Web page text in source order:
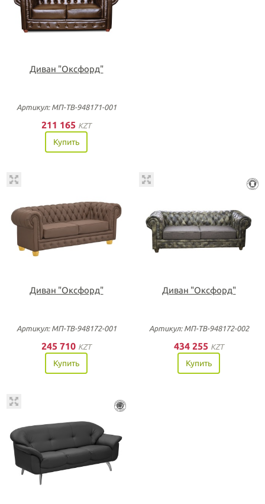
Диван "Оксфорд"
Артикул: МП-ТВ-948171-001
211 165 KZT
Купить
Диван "Оксфорд"
Артикул: МП-ТВ-948172-001
245 710 KZT
Купить
Диван "Оксфорд"
Артикул: МП-ТВ-948172-002
434 255 KZT
Купить